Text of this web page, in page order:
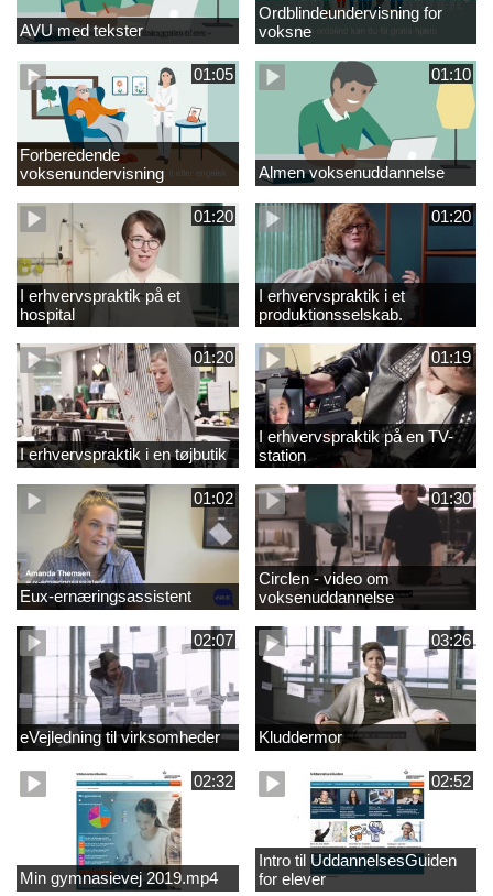
AVU med tekster
Ordblindeundervisning for
voksne
01:05
Forberedende
voksenundervisning
01:10
Almen voksenuddannelse
01:20
I erhvervspraktik på et
hospital
01:20
I erhvervspraktik i et
produktionsselskab.
01:20
I erhvervspraktik i en tøjbutik
01:19
I erhvervspraktik på en TV-
station
01:02
Eux-ernæringsassistent
01:30
Circlen - video om
voksenuddannelse
02:07
eVejledning til virksomheder
03:26
Kluddermor
02:32
Min gymnasievej 2019.mp4
02:52
Intro til UddannelsesGuiden
for elever